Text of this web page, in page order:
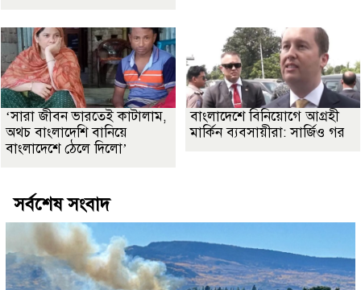
‘সারা জীবন ভারতেই কাটালাম,
অথচ বাংলাদেশি বানিয়ে
বাংলাদেশে ঠেলে দিলো’
বাংলাদেশে বিনিয়োগে আগ্রহী
মার্কিন ব্যবসায়ীরা: সার্জিও গর
সর্বশেষ সংবাদ